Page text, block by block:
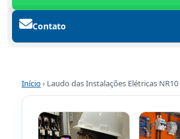
Contato
Início› Laudo das Instalações Elétricas NR10